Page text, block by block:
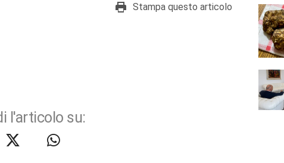
Stampa questo articolo
l'articolo su: